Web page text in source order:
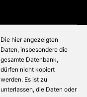
Die hier angezeigten
Daten, insbesondere die
gesamte Datenbank,
dürfen nicht kopiert
werden. Es ist zu
unterlassen, die Daten oder